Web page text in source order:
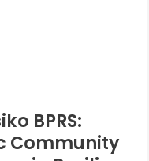
BPRS:
Community